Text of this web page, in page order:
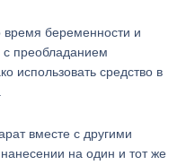
время беременности и
с преобладанием
использовать средство в
вместе с другими
на один и тот же